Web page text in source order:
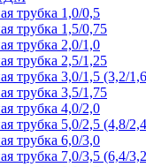
трубка 1,0/0,5
трубка 1,5/0,75
трубка 2,0/1,0
трубка 2,5/1,25
трубка 3,0/1,5 (3,2/
трубка 3,5/1,75
трубка 4,0/2,0
трубка 5,0/2,5 (4,8/
трубка 6,0/3,0
трубка 7,0/3,5 (6,4/